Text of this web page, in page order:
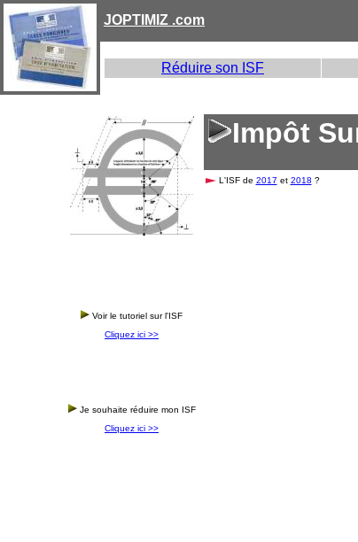
JOPTIMIZ .com
Réduire son ISF
Voir le tutoriel sur l'ISF
Cliquez ici >>
Je souhaite réduire mon ISF
Cliquez ici >>
Impôt
L'ISF de 2017 et 2018 ?